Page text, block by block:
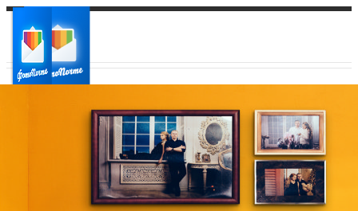
Ваш регион доставки
Выберите из списка: